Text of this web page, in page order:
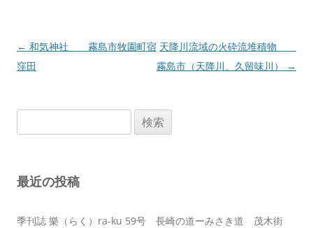
投
稿
ョ
← 和気神社 霧島市牧園町宿
窪田
天降川流域の火砕流堆積物
霧島市（天降川、久留味川）
→
索:
最近の投稿
季刊誌 樂（らく）ra-ku 59号 長崎の道ーみさき道 茂木街